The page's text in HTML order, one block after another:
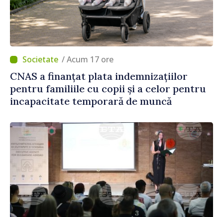
/ Acum 17 ore
CNAS a finanțat plata indemnizațiilor
pentru familiile cu copii și a celor pentru
incapacitate temporară de muncă